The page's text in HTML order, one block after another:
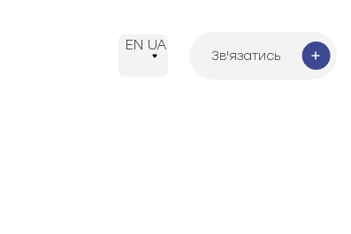
EN UA
Зв'язатись
Зв'язатись